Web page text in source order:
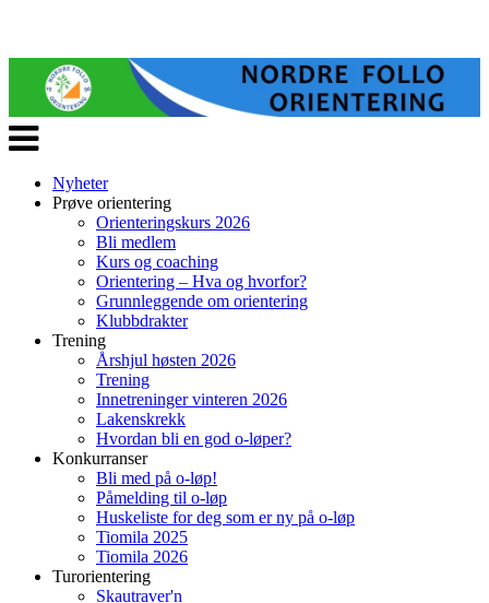
Veksle
navigasjon
Nyheter
Prøve orientering
Orienteringskurs 2026
Bli medlem
Kurs og coaching
Orientering – Hva og hvorfor?
Grunnleggende om orientering
Klubbdrakter
Trening
Årshjul høsten 2026
Trening
Innetreninger vinteren 2026
Lakenskrekk
Hvordan bli en god o-løper?
Konkurranser
Bli med på o-løp!
Påmelding til o-løp
Huskeliste for deg som er ny på o-løp
Tiomila 2025
Tiomila 2026
Turorientering
Skautraver'n